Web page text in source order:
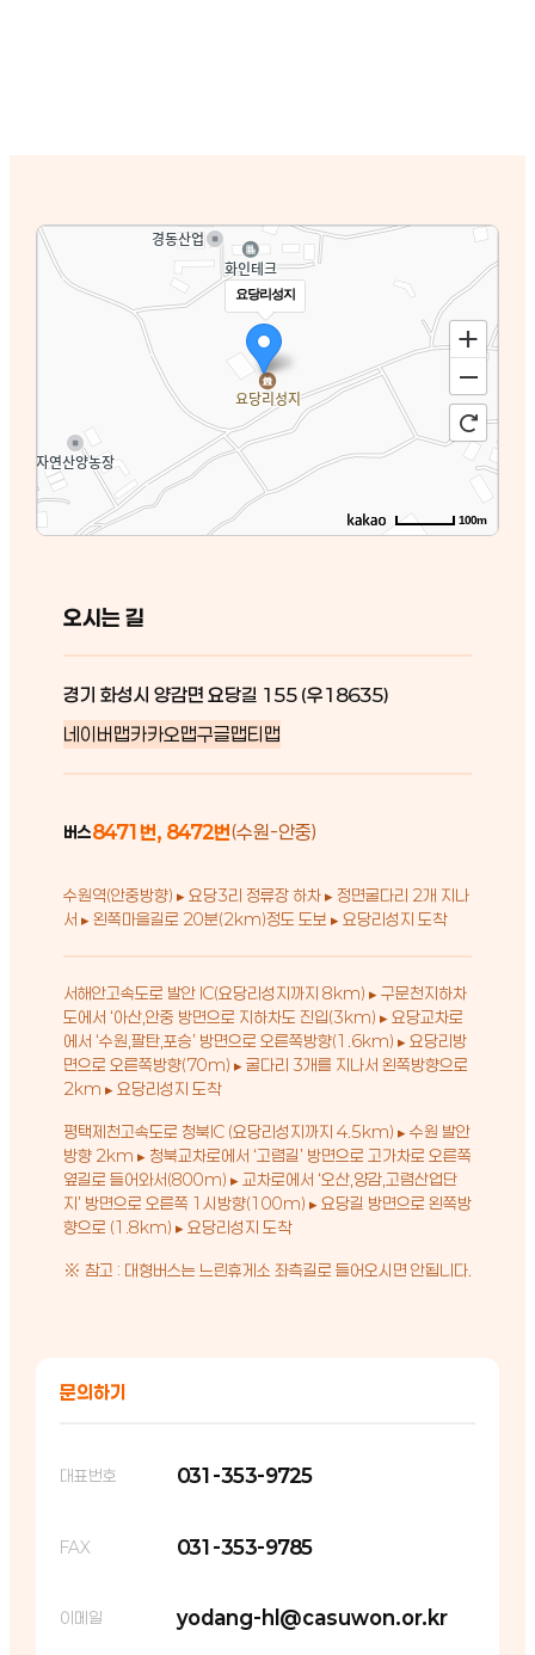
요당리성지
100m
오시는 길
경기 화성시 양감면 요당길 155 (우18635)
네이버맵카카오맵구글맵티맵
버스8471번, 8472번(수원-안중)
수원역(안중방향) ▸ 요당3리 정류장 하차 ▸ 정면굴다리 2개 지나
서 ▸ 왼쪽마을길로 20분(2km)정도 도보 ▸ 요당리성지 도착
서해안고속도로 발안 IC(요당리성지까지 8km) ▸ 구문천지하차
도에서 ‘아산,안중 방면으로 지하차도 진입(3km) ▸ 요당교차로
에서 ‘수원,팔탄,포승’ 방면으로 오른쪽방향(1.6km) ▸ 요당리방
면으로 오른쪽방향(70m) ▸ 굴다리 3개를 지나서 왼쪽방향으로
2km ▸ 요당리성지 도착
평택제천고속도로 청북IC (요당리성지까지 4.5km) ▸ 수원 발안
방향 2km ▸ 청북교차로에서 ‘고렴길’ 방면으로 고가차로 오른쪽
옆길로 들어와서(800m) ▸ 교차로에서 ‘오산,양감,고렴산업단
지’ 방면으로 오른쪽 1시방향(100m) ▸ 요당길 방면으로 왼쪽방
향으로 (1.8km) ▸ 요당리성지 도착
※ 참고 : 대형버스는 느린휴게소 좌측길로 들어오시면 안됩니다.
문의하기
대표번호 031-353-9725
FAX 031-353-9785
이메일 yodang-hl@casuwon.or.kr